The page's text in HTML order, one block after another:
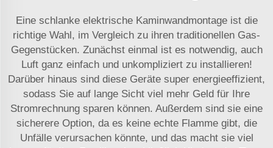
Eine schlanke elektrische Kaminwandmontage ist die
richtige Wahl, im Vergleich zu ihren traditionellen Gas-
Gegenstücken. Zunächst einmal ist es notwendig, auch
Luft ganz einfach und unkompliziert zu installieren!
Darüber hinaus sind diese Geräte super energieeffizient,
sodass Sie auf lange Sicht viel mehr Geld für Ihre
Stromrechnung sparen können. Außerdem sind sie eine
sicherere Option, da es keine echte Flamme gibt, die
Unfälle verursachen könnte, und das macht sie viel